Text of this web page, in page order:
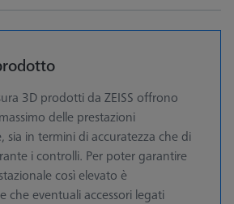
3D prodotti da ZEISS offrono
delle prestazioni
sia in termini di accuratezza che di
i controlli. Per poter garantire
così elevato è
che eventuali accessori legati